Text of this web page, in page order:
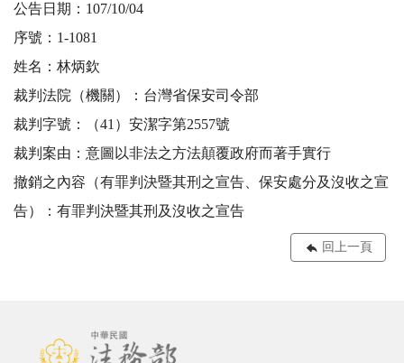
公告日期：107/10/04
序號：1-1081
姓名：林炳欽
裁判法院（機關）：台灣省保安司令部
裁判字號：（41）安潔字第2557號
裁判案由：意圖以非法之方法顛覆政府而著手實行
撤銷之內容（有罪判決暨其刑之宣告、保安處分及沒收之宣
告）：有罪判決暨其刑及沒收之宣告
回上一頁